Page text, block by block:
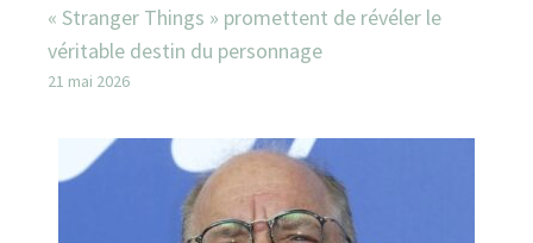
« Stranger Things » promettent de révéler le
véritable destin du personnage
21 mai 2026